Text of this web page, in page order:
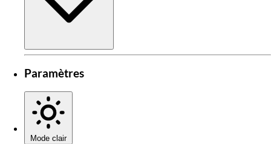
Paramètres
Mode clair